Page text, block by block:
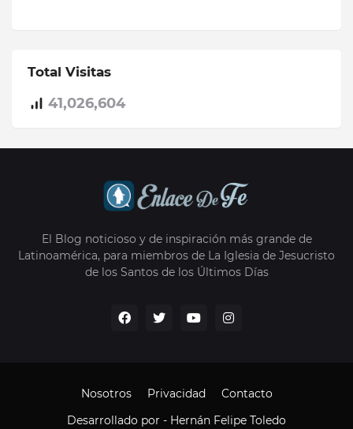
Total Visitas
41,026,604
El Blog noticioso y de inspiración más grande de
Latinoamérica, para miembros de La Iglesia de Jesucristo
de los Santos de los Últimos Días
Desarrollado por - Hernán Felipe Toledo
Nosotros Privacidad Contacto